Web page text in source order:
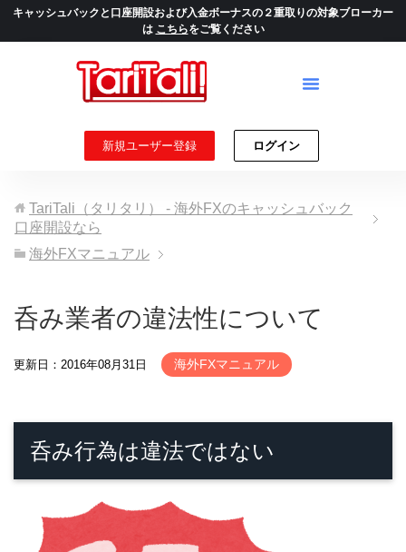
キャッシュバックと口座開設および入金ボーナスの２重取りの対象ブローカー
は こちらをご覧ください
新規ユーザー登録 ログイン
TariTali（タリタリ） - 海外FXのキャッシュバック
口座開設なら
海外FXマニュアル
呑み業者の違法性について
更新日：2016年08月31日 海外FXマニュアル
呑み行為は違法ではない